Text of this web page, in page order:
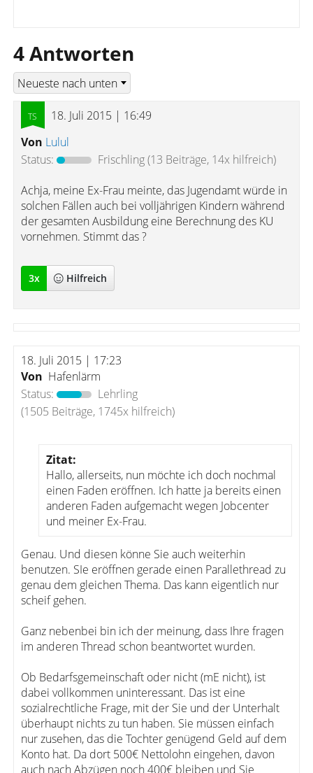
4 Antworten
18. Juli 2015 | 16:49
Von Lulul
Status:
Frischling(13 Beiträge, 14x hilfreich)
Achja, meine Ex-Frau meinte, das Jugendamt würde in
solchen Fällen auch bei volljährigen Kindern während
der gesamten Ausbildung eine Berechnung des KU
vornehmen. Stimmt das ?
3x Hilfreich
18. Juli 2015 | 17:23
Von Hafenlärm
Status:
Lehrling
(1505 Beiträge, 1745x hilfreich)
Zitat:
Hallo, allerseits, nun möchte ich doch nochmal
einen Faden eröffnen. Ich hatte ja bereits einen
anderen Faden aufgemacht wegen Jobcenter
und meiner Ex-Frau.
Genau. Und diesen könne Sie auch weiterhin
benutzen. SIe eröffnen gerade einen Parallethread zu
genau dem gleichen Thema. Das kann eigentlich nur
scheif gehen.
Ganz nebenbei bin ich der meinung, dass Ihre fragen
im anderen Thread schon beantwortet wurden.
Ob Bedarfsgemeinschaft oder nicht (mE nicht), ist
dabei vollkommen uninteressant. Das ist eine
sozialrechtliche Frage, mit der Sie und der Unterhalt
überhaupt nichts zu tun haben. Sie müssen einfach
nur zusehen, das die Tochter genügend Geld auf dem
Konto hat. Da dort 500€ Nettolohn eingehen, davon
auch nach Abzügen noch 400€ bleiben und Sie